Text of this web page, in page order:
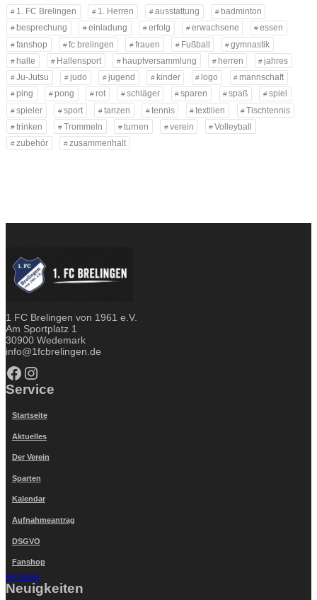
1. FC Brelingen 1. Herren ausstattung
badminton
besprechung
einladung erfolg erwachsene
essen
fanshop
fc brelingen frauen Fußball
gymnastik
halle
Hallensport hauptversammlung herren
jahres
Ju-Jutsu
judo jugend kinder logo
mannschaft
ping
pong rot schläger sparen spaß
spiel
spieler
sport tanzen tennis textilien
Tischtennis
trinken
Trommeln turnen verein
Volleyball
zubehör
zusammenhalt
1 FC Brelingen von 1961 e.V.
Am Sportplatz 1
30900 Wedemark
info@1fcbrelingen.de
Facebook Instagram
Service
Startseite
Aktuelles
Der Verein
Sparten
Kalendar
Aufnahmeantrag
DSGVO
Fanshop
Anmelden
Neuigkeiten